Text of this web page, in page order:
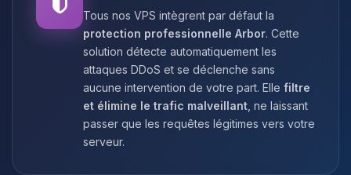
Tous nos VPS intègrent par défaut la
protection professionnelle Arbor. Cette
solution détecte automatiquement les
attaques DDoS et se déclenche sans
aucune intervention de votre part. Elle filtre
et élimine le trafic malveillant , ne laissant
passer que les requêtes légitimes vers votre
serveur.